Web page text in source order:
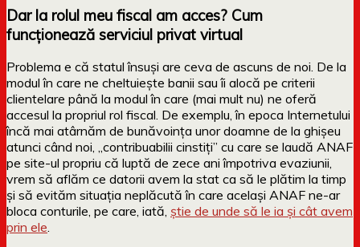
Dar la rolul meu fiscal am acces? Cum
funcționează serviciul privat virtual
Problema e că statul însuși are ceva de ascuns de noi. De la
modul în care ne cheltuiește banii sau îi alocă pe criterii
clientelare până la modul în care (mai mult nu) ne oferă
accesul la propriul rol fiscal. De exemplu, în epoca Internetului
încă mai atârnăm de bunăvoința unor doamne de la ghișeu
atunci când noi, „contribuabilii cinstiți” cu care se laudă ANAF
pe site-ul propriu că luptă de zece ani împotriva evaziunii,
vrem să aflăm ce datorii avem la stat ca să le plătim la timp
și să evităm situația neplăcută în care același ANAF ne-ar
bloca conturile, pe care, iată, știe de unde să le ia și cât avem
prin ele.